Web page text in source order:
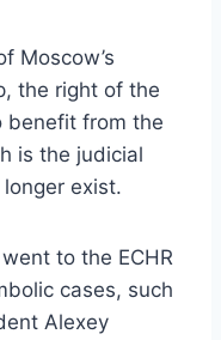
Moscow’s
the right of the
benefit from the
is the judicial
exist.
to the ECHR
cases, such
Alexey